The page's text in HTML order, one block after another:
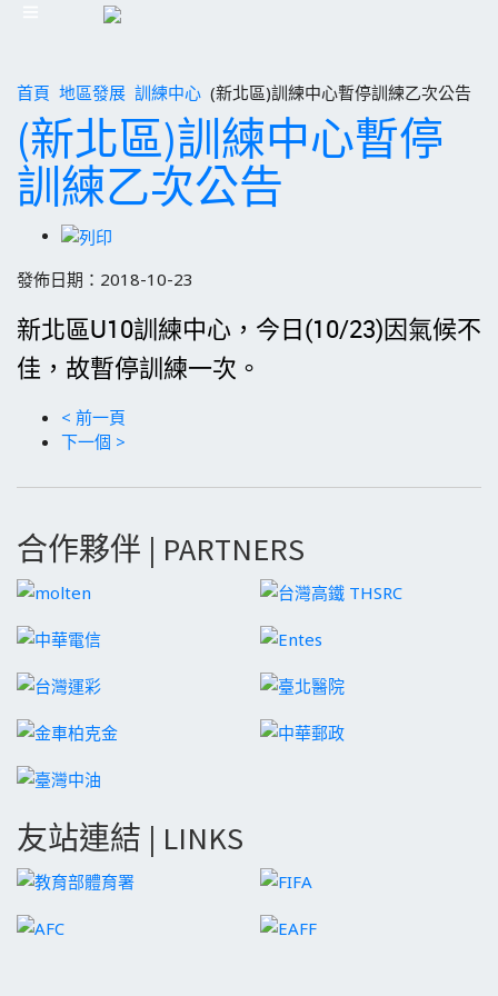
首頁 地區發展 訓練中心 (新北區)訓練中心暫停訓練乙次公告
(新北區)訓練中心暫停
訓練乙次公告
發佈日期：2018-10-23
新北區U10訓練中心，今日(10/23)因氣候不
佳，故暫停訓練一次。
< 前一頁
下一個 >
合作夥伴 | PARTNERS
友站連結 | LINKS